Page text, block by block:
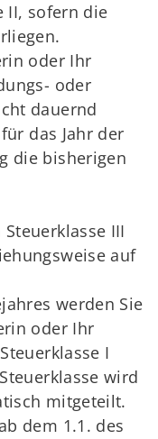
II, sofern die
oder Ihr
oder
dauernd
das Jahr der
die bisherigen
III
auf
werden Sie
oder Ihr
I
wird
mitgeteilt.
dem 1.1. des